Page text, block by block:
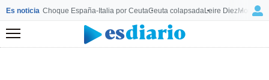
Es noticia Choque España-Italia por CeutaCeuta colapsadaLeire Diez
Menú